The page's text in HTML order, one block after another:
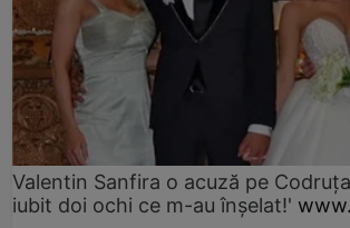
Valentin Sanfira o acuză pe
iubit doi ochi ce m-au înșelat!'